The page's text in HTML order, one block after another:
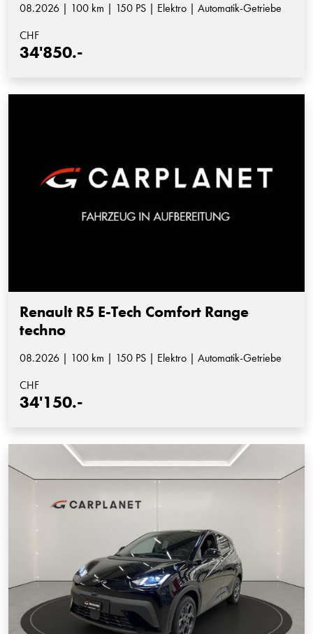
08.2026 | 100 km | 150 PS | Elektro | Automatik-Getriebe
CHF
34'850.-
Renault R5 E-Tech Comfort Range
techno
08.2026 | 100 km | 150 PS | Elektro | Automatik-Getriebe
CHF
34'150.-